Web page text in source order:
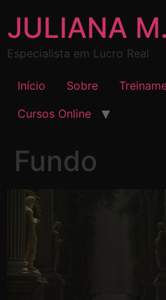
JULIANA
Especialista em Lucro Real
Início Sobre
Cursos Online
Fundo